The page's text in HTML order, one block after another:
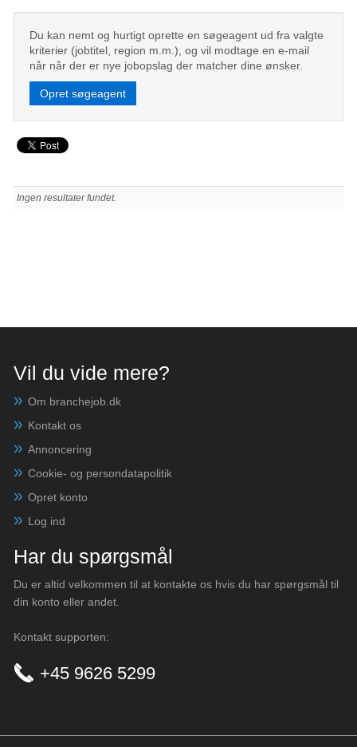
Du kan nemt og hurtigt oprette en søgeagent ud fra valgte
kriterier (jobtitel, region m.m.), og vil modtage en e-mail
når når der er nye jobopslag der matcher dine ønsker.
Opret søgeagent
Ingen resultater fundet.
Vil du vide mere?
Om branchejob.dk
Kontakt os
Annoncering
Cookie- og persondatapolitik
Opret konto
Log ind
Har du spørgsmål
Du er altid velkommen til at kontakte os hvis du har spørgsmål til
din konto eller andet.
Kontakt supporten:
+45 9626 5299